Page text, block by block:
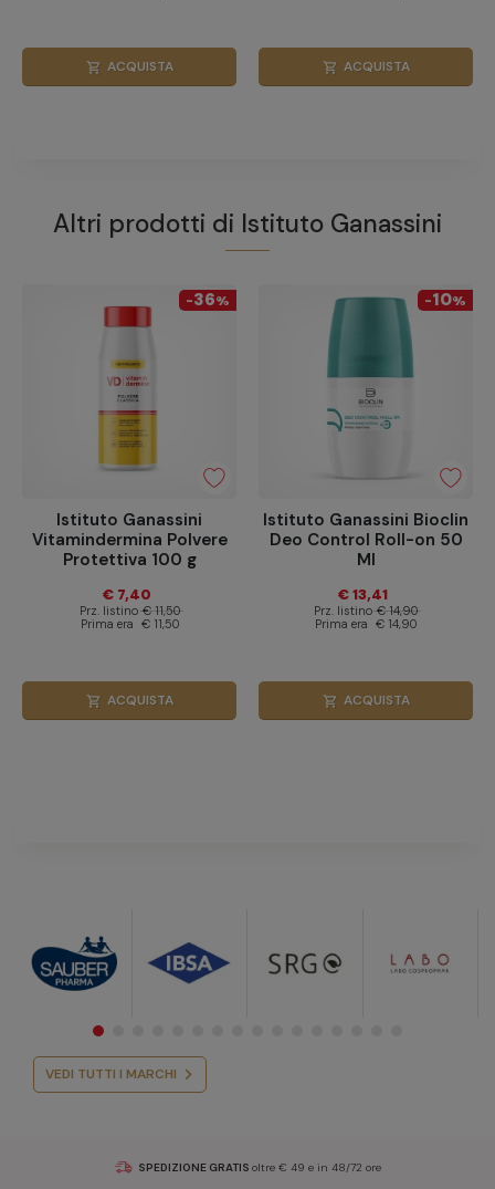
shopping_cart ACQUISTA shopping_cart ACQUISTA
Altri prodotti di Istituto Ganassini
-36%
Istituto Ganassini
Vitamindermina Polvere
Protettiva 100 g
€ 7,40
Prz. listino € 11,50
Prima era € 11,50
shopping_cart ACQUISTA
-10%
Istituto Ganassini Bioclin
Deo Control Roll-on 50
Ml
€ 13,41
Prz. listino € 14,90
Prima era € 14,90
shopping_cart ACQUISTA
VEDI TUTTI I MARCHI
SPEDIZIONE GRATIS oltre € 49 e in 48/72 ore